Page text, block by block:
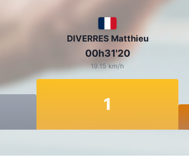
DIVERRES Matthieu
00h31'20
19.15 km/h
1